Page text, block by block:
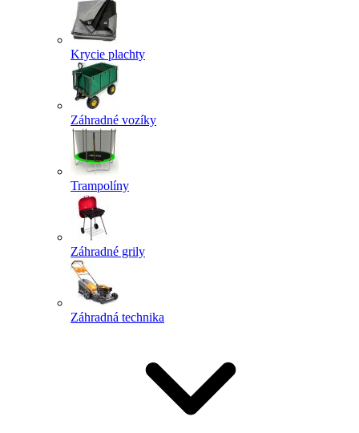
Krycie plachty
Záhradné vozíky
Trampolíny
Záhradné grily
Záhradná technika